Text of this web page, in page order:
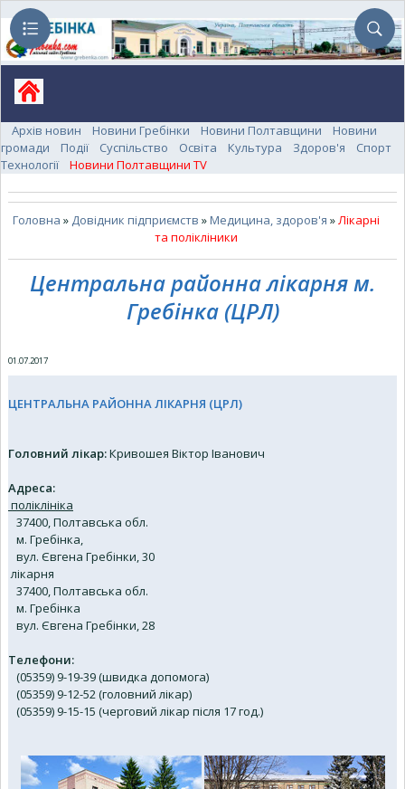
Архів новин Новини Гребінки Новини Полтавщини
Новини
громади
Події Суспільство Освіта Культура Здоров'я
Спорт
Технології
Новини Полтавщини TV
Головна » Довідник підприємств »Медицина, здоров'я » Лікарні
та полікліники
Центральна районна лікарня м.
Гребінка (ЦРЛ)
01.07.2017
ЦЕНТРАЛЬНА РАЙОННА ЛІКАРНЯ (ЦРЛ)
Головний лікар:Кривошея Віктор Іванович
Адреса:
поліклініка
37400, Полтавська обл.
м. Гребінка,
вул. Євгена Гребінки, 30
лікарня
37400, Полтавська обл.
м. Гребінка
вул. Євгена Гребінки, 28
Телефони:
(05359) 9-19-39 (швидка допомога)
(05359) 9-12-52 (головний лікар)
(05359) 9-15-15 (черговий лікар після 17 год.)